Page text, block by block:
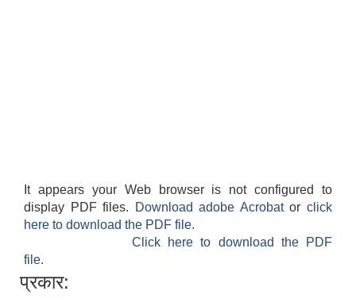
It appears your Web browser is not configured to
display PDF files.
Download adobe Acrobatorclick
here to download the PDF file.
Click here to download the PDF
file.
प्रकार: